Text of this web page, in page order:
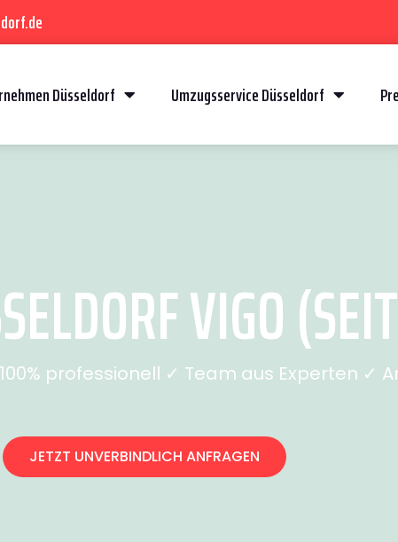
Düsseldorf Umzugsservice Düsseldorf
VIGO
professionell ✓ Team aus Experten ✓
JETZT UNVERBINDLICH ANFRAGEN